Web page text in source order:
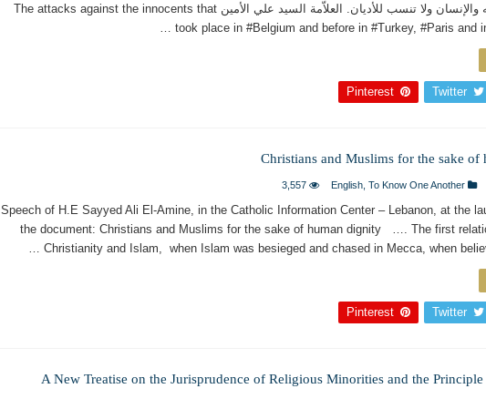
تنسب لأعداء الله والإنسان ولا تنسب للأديان. العلاّمة السيد علي الأمين The attacks against the innocents that
took place in ‪#‎Belgium‬ and before in ‪#‎Turkey‬, ‪#‎Paris‬ and in
Twitter
Pinterest
Christians and Muslims for the sake of
English, To Know One Another
3,557
Speech of H.E Sayyed Ali El-Amine, in the Catholic Information Center – Lebanon, at the
the document: Christians and Muslims for the sake of human dignity …. The first
Christianity and Islam, when Islam was besieged and chased in Mecca, when
Twitter
Pinterest
A New Treatise on the Jurisprudence of Religious Minorities and the